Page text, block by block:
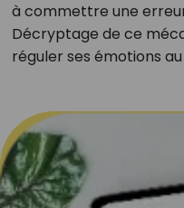
à commettre une
Décryptage de ce
réguler ses émotions